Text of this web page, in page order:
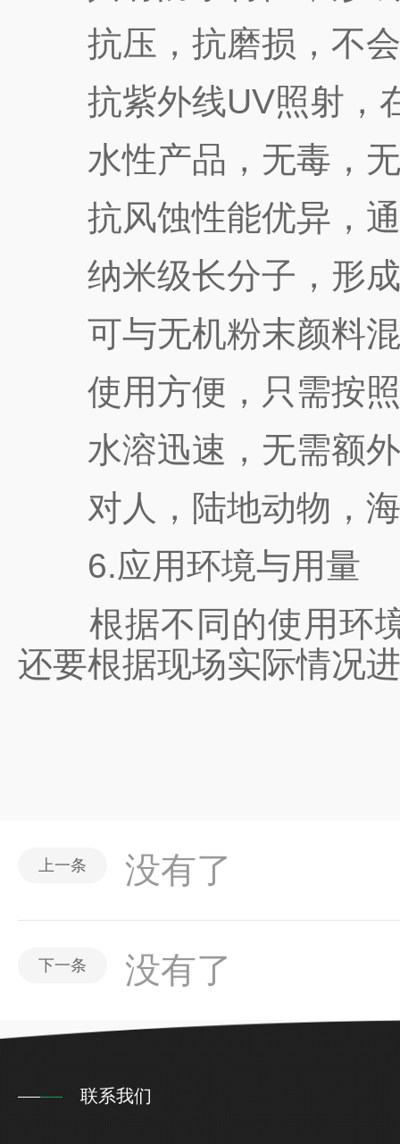
抗压，抗磨损，不会
抗紫外线UV照射，
水性产品，无毒，无
抗风蚀性能优异，通
纳米级长分子，形成
可与无机粉末颜料混
使用方便，只需按照
水溶迅速，无需额外
对人，陆地动物，海
6.应用环境与用量
根据不同的使用环境
还要根据现场实际情况
上一条 没有了
下一条 没有了
联系我们